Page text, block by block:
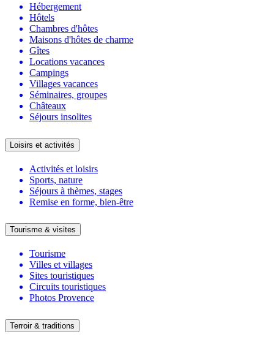
Hébergement
Hôtels
Chambres d'hôtes
Maisons d'hôtes de charme
Gîtes
Locations vacances
Campings
Villages vacances
Séminaires, groupes
Châteaux
Séjours insolites
Loisirs et activités
Activités et loisirs
Sports, nature
Séjours à thèmes, stages
Remise en forme, bien-être
Tourisme & visites
Tourisme
Villes et villages
Sites touristiques
Circuits touristiques
Photos Provence
Terroir & traditions